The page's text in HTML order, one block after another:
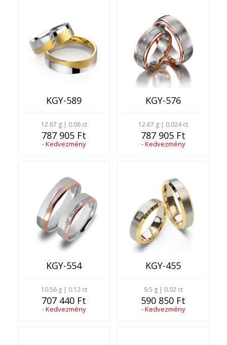
KGY-589
12.67 g | 0.06 ct
787 905 Ft
- Kedvezmény
KGY-576
12.67 g | 0.024 ct
787 905 Ft
- Kedvezmény
KGY-554
10.56 g | 0.12 ct
707 440 Ft
- Kedvezmény
KGY-455
9.5 g | 0.02 ct
590 850 Ft
- Kedvezmény